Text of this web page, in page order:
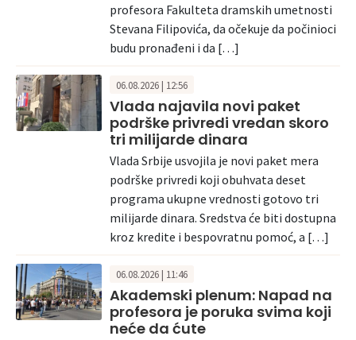
profesora Fakulteta dramskih umetnosti
Stevana Filipovića, da očekuje da počinioci
budu pronađeni i da […]
06.08.2026 | 12:56
Vlada najavila novi paket
podrške privredi vredan skoro
tri milijarde dinara
Vlada Srbije usvojila je novi paket mera
podrške privredi koji obuhvata deset
programa ukupne vrednosti gotovo tri
milijarde dinara. Sredstva će biti dostupna
kroz kredite i bespovratnu pomoć, a […]
06.08.2026 | 11:46
Akademski plenum: Napad na
profesora je poruka svima koji
neće da ćute